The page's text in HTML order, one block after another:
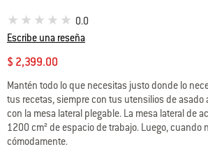
0.0
Escribe una reseña
$ 2,399.00
Mantén todo lo que necesitas justo donde lo
tus recetas, siempre con tus utensilios de asado
con la mesa lateral plegable. La mesa lateral de
1200 cm² de espacio de trabajo. Luego, cuando
cómodamente.